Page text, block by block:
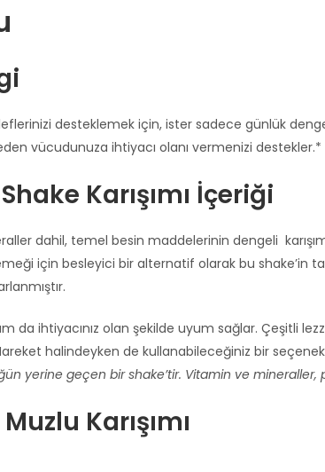
desteklemek için, ister sadece günlük
vücudunuza ihtiyacı olanı vermenizi destekler.*
Karışımı İçeriği
dahil, temel besin maddelerinin dengeli
için besleyici bir alternatif olarak bu shake’in
da ihtiyacınız olan şekilde uyum sağlar. Çeşitli
halindeyken de kullanabileceğiniz bir
yerine geçen bir shake’tir. Vitamin ve
Karışımı